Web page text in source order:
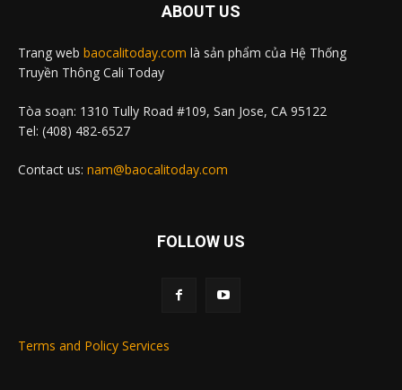
ABOUT US
Trang web baocalitoday.com là sản phẩm của Hệ Thống
Truyền Thông Cali Today
Tòa soạn: 1310 Tully Road #109, San Jose, CA 95122
Tel: (408) 482-6527
Contact us: nam@baocalitoday.com
FOLLOW US
Terms and Policy Services